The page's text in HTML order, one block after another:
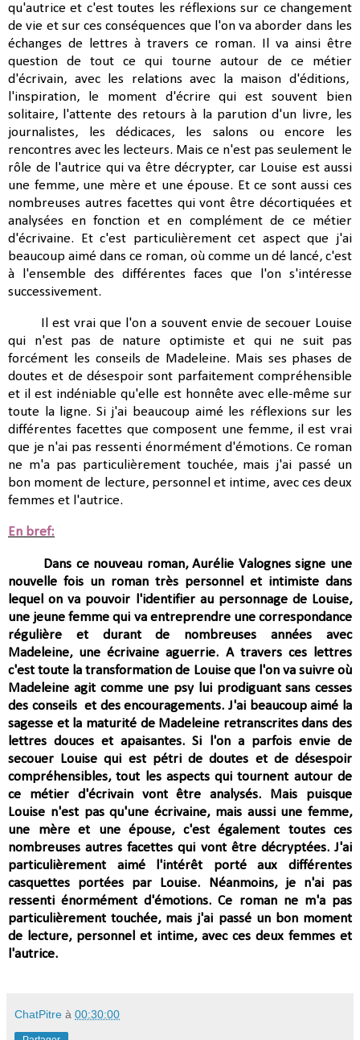
qu'autrice et c'est toutes les réflexions sur ce changement
de vie et sur ces conséquences que l'on va aborder dans les
échanges de lettres à travers ce roman. Il va ainsi être
question de tout ce qui tourne autour de ce métier
d'écrivain, avec les relations avec la maison d'éditions,
l'inspiration, le moment d'écrire qui est souvent bien
solitaire, l'attente des retours à la parution d'un livre, les
journalistes, les dédicaces, les salons ou encore les
rencontres avec les lecteurs. Mais ce n'est pas seulement le
rôle de l'autrice qui va être décrypter, car Louise est aussi
une femme, une mère et une épouse. Et ce sont aussi ces
nombreuses autres facettes qui vont être décortiquées et
analysées en fonction et en complément de ce métier
d'écrivaine. Et c'est particulièrement cet aspect que j'ai
beaucoup aimé dans ce roman, où comme un dé lancé, c'est
à l'ensemble des différentes faces que l'on s'intéresse
successivement.
Il est vrai que l'on a souvent envie de secouer Louise
qui n'est pas de nature optimiste et qui ne suit pas
forcément les conseils de Madeleine. Mais ses phases de
doutes et de désespoir sont parfaitement compréhensible
et il est indéniable qu'elle est honnête avec elle-même sur
toute la ligne. Si j'ai beaucoup aimé les réflexions sur les
différentes facettes que composent une femme, il est vrai
que je n'ai pas ressenti énormément d'émotions. Ce roman
ne m'a pas particulièrement touchée, mais j'ai passé un
bon moment de lecture, personnel et intime, avec ces deux
femmes et l'autrice.
En bref:
Dans ce nouveau roman, Aurélie Valognes signe une
nouvelle fois un roman très personnel et intimiste dans
lequel on va pouvoir l'identifier au personnage de Louise,
une jeune femme qui va entreprendre une correspondance
régulière et durant de nombreuses années avec
Madeleine, une écrivaine aguerrie. A travers ces lettres
c'est toute la transformation de Louise que l'on va suivre où
Madeleine agit comme une psy lui prodiguant sans cesses
des conseils et des encouragements. J'ai beaucoup aimé la
sagesse et la maturité de Madeleine retranscrites dans des
lettres douces et apaisantes. Si l'on a parfois envie de
secouer Louise qui est pétri de doutes et de désespoir
compréhensibles, tout les aspects qui tournent autour de
ce métier d'écrivain vont être analysés. Mais puisque
Louise n'est pas qu'une écrivaine, mais aussi une femme,
une mère et une épouse, c'est également toutes ces
nombreuses autres facettes qui vont être décryptées. J'ai
particulièrement aimé l'intérêt porté aux différentes
casquettes portées par Louise. Néanmoins, je n'ai pas
ressenti énormément d'émotions. Ce roman ne m'a pas
particulièrement touchée, mais j'ai passé un bon moment
de lecture, personnel et intime, avec ces deux femmes et
l'autrice.
ChatPitre à 00:30:00